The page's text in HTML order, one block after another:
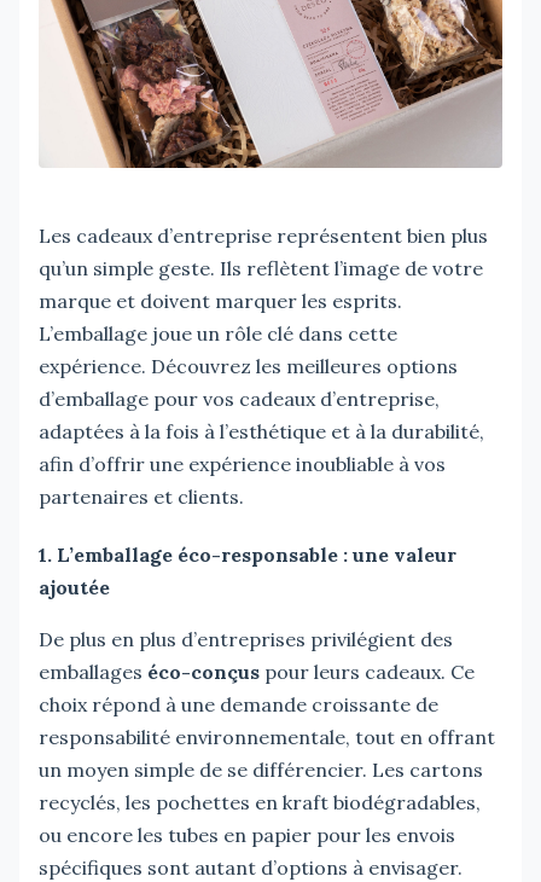
Les cadeaux d’entreprise représentent bien plus
qu’un simple geste. Ils reflètent l’image de votre
marque et doivent marquer les esprits.
L’emballage joue un rôle clé dans cette
expérience. Découvrez les meilleures options
d’emballage pour vos cadeaux d’entreprise,
adaptées à la fois à l’esthétique et à la durabilité,
afin d’offrir une expérience inoubliable à vos
partenaires et clients.
1. L’emballage éco-responsable : une valeur
ajoutée
De plus en plus d’entreprises privilégient des
emballages éco-conçus pour leurs cadeaux. Ce
choix répond à une demande croissante de
responsabilité environnementale, tout en offrant
un moyen simple de se différencier. Les cartons
recyclés, les pochettes en kraft biodégradables,
ou encore les tubes en papier pour les envois
spécifiques sont autant d’options à envisager.